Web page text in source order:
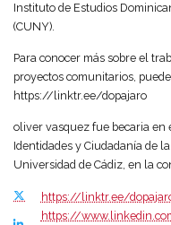
Instituto de Estudios
(CUNY).
Para conocer más sobre el
proyectos comunitarios,
https://linktr.ee/dopajaro
oliver vasquez fue becaria en
Identidades y Ciudadanía de
Universidad de Cádiz, en la
https://linktr.ee/
https://